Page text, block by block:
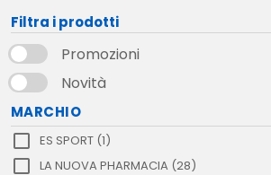
Filtra i prodotti
Promozioni
Novità
MARCHIO
ES SPORT (1)
LA NUOVA PHARMACIA (28)